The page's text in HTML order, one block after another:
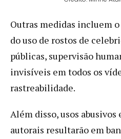
Outras medidas incluem
do uso de rostos de
públicas, supervisão
invisíveis em todos os
rastreabilidade.
Além disso, usos
autorais resultarão em